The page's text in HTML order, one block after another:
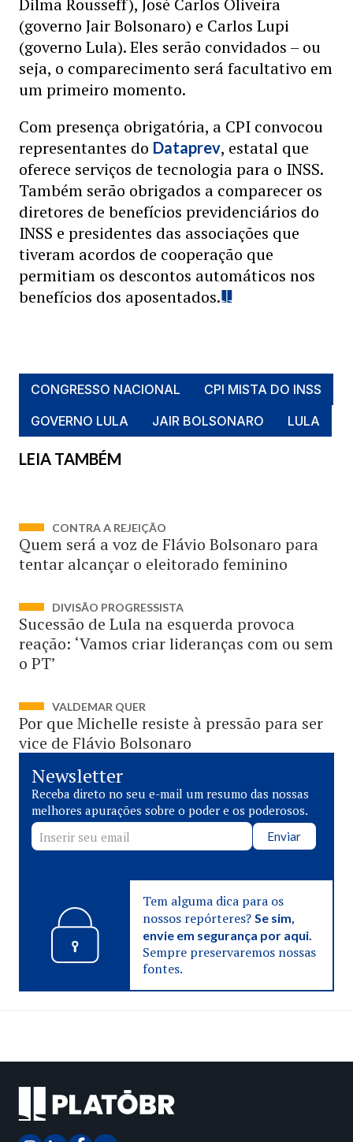
Dilma Rousseff), José Carlos Oliveira
(governo Jair Bolsonaro) e Carlos Lupi
(governo Lula). Eles serão convidados – ou
seja, o comparecimento será facultativo em
um primeiro momento.
Com presença obrigatória, a CPI convocou
representantes do Dataprev, estatal que
oferece serviços de tecnologia para o INSS.
Também serão obrigados a comparecer os
diretores de benefícios previdenciários do
INSS e presidentes das associações que
tiveram acordos de cooperação que
permitiam os descontos automáticos nos
benefícios dos aposentados.
CONGRESSO NACIONAL
CPI MISTA DO INSS
GOVERNO LULA
JAIR BOLSONARO LULA
LEIA TAMBÉM
CONTRA A REJEIÇÃO
Quem será a voz de Flávio Bolsonaro para
tentar alcançar o eleitorado feminino
DIVISÃO PROGRESSISTA
Sucessão de Lula na esquerda provoca
reação: ‘Vamos criar lideranças com ou sem
o PT’
VALDEMAR QUER
Por que Michelle resiste à pressão para ser
vice de Flávio Bolsonaro
Newsletter
Receba direto no seu e-mail um resumo das nossas
melhores apurações sobre o poder e os poderosos.
Enviar
Tem alguma dica para os
nossos repórteres? Se sim,
envie em segurança por aqui.
Sempre preservaremos nossas
fontes.